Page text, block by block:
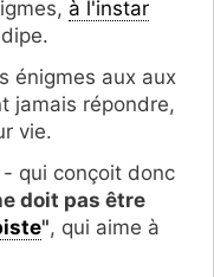
à l'instar
énigmes aux aux
jamais répondre,
vie.
- qui conçoit donc
doit pas être
", qui aime à